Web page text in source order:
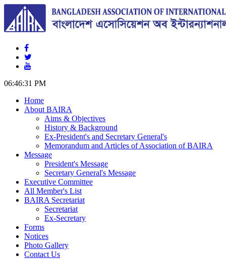
06:46:32 PM
Home
About BAIRA
Aims & Objectives
History & Background
Ex-President's and Secretary General's
Memorandum and Articles of Association of BAIRA
Message
President's Message
Secretary General's Message
Executive Committee
All Member's List
BAIRA Secretariat
Secretariat
Ex-Secretary
Forms
Notices
Photo Gallery
Contact Us